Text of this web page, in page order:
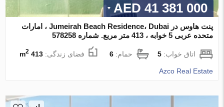
41 381 000 AED
پنت هاوس در Jumeirah Beach Residence، Dubai ، امارات
متحده عربی 5 خوابه ، 413 متر مربع. شماره 578258
اتاق خواب:5 حمام:6 فضای زندگی:413 m
2
Azco Real Estate